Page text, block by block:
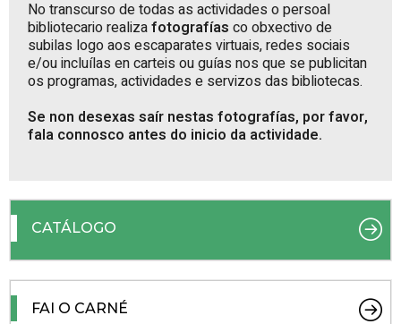
No transcurso de todas as actividades o persoal
bibliotecario realizafotografías co obxectivo de
subilas logo aos escaparates virtuais, redes sociais
e/ou incluílas en carteis ou guías nos que se publicitan
os programas, actividades e servizos das bibliotecas.
Se non desexas saír nestas fotografías, por favor,
fala connosco antes do inicio da actividade.
CATÁLOGO
FAI O CARNÉ